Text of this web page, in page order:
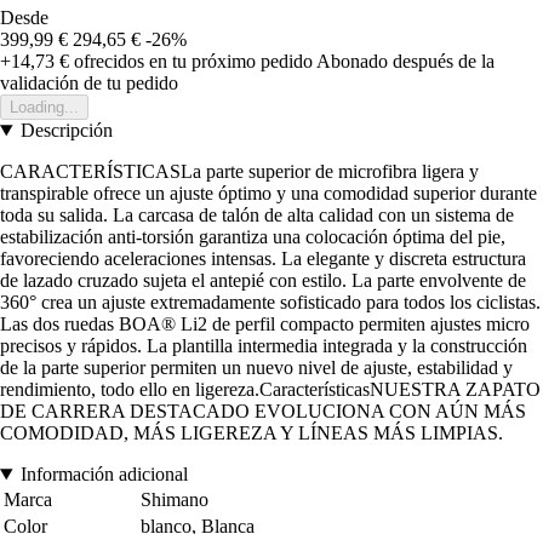
Desde
399,99 € 294,65 € -26%
+14,73 € ofrecidos en tu próximo pedido Abonado después de la
validación de tu pedido
Loading...
Descripción
CARACTERÍSTICASLa parte superior de microfibra ligera y
transpirable ofrece un ajuste óptimo y una comodidad superior durante
toda su salida. La carcasa de talón de alta calidad con un sistema de
estabilización anti-torsión garantiza una colocación óptima del pie,
favoreciendo aceleraciones intensas. La elegante y discreta estructura
de lazado cruzado sujeta el antepié con estilo. La parte envolvente de
360° crea un ajuste extremadamente sofisticado para todos los ciclistas.
Las dos ruedas BOA® Li2 de perfil compacto permiten ajustes micro
precisos y rápidos. La plantilla intermedia integrada y la construcción
de la parte superior permiten un nuevo nivel de ajuste, estabilidad y
rendimiento, todo ello en ligereza.CaracterísticasNUESTRA ZAPATO
DE CARRERA DESTACADO EVOLUCIONA CON AÚN MÁS
COMODIDAD, MÁS LIGEREZA Y LÍNEAS MÁS LIMPIAS.
Información adicional
Marca
Shimano
Color
blanco, Blanca